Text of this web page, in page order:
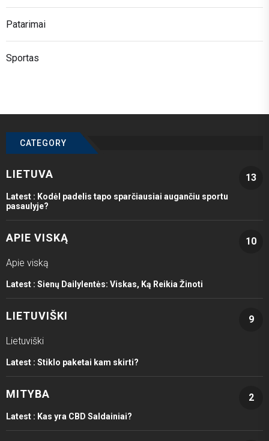
Patarimai
Sportas
CATEGORY
LIETUVA 13
Latest : Kodėl padelis tapo sparčiausiai augančiu sportu
pasaulyje?
APIE VISKĄ
10
Apie viską
Latest : Sienų Dailylentės: Viskas, Ką Reikia Žinoti
LIETUVIŠKI
9
Lietuviški
Latest : Stiklo paketai kam skirti?
MITYBA 2
Latest : Kas yra CBD Saldainiai?